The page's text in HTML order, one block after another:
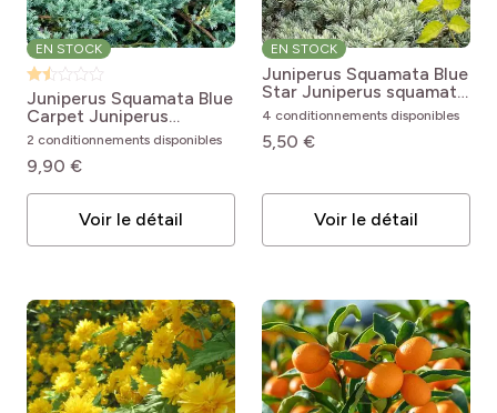
EN STOCK
Juniperus Squamata Blue
Carpet Juniperus
squamata Blue Carpet
2 conditionnements disponibles
9,90 €
Voir le détail
EN STOCK
Juniperus Squamata Blue
Star Juniperus squamata
Blue Star
4 conditionnements disponibles
5,50 €
Voir le détail